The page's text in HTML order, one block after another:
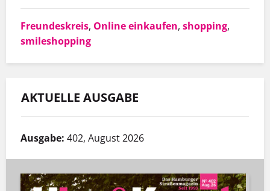
Freundeskreis, Online einkaufen, shopping,
smileshopping
AKTUELLE AUSGABE
Ausgabe: 402, August 2026